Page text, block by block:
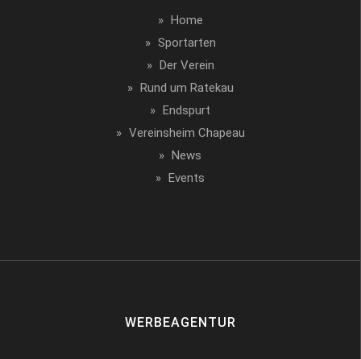
Home
Sportarten
Der Verein
Rund um Ratekau
Endspurt
Vereinsheim Chapeau
News
Events
WERBEAGENTUR